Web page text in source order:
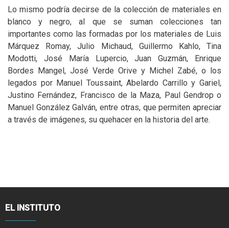
Lo mismo podría decirse de la colección de materiales en
blanco y negro, al que se suman colecciones tan
importantes como las formadas por los materiales de Luis
Márquez Romay, Julio Michaud, Guillermo Kahlo, Tina
Modotti, José María Lupercio, Juan Guzmán, Enrique
Bordes Mangel, José Verde Orive y Michel Zabé, o los
legados por Manuel Toussaint, Abelardo Carrillo y Gariel,
Justino Fernández, Francisco de la Maza, Paul Gendrop o
Manuel González Galván, entre otras, que permiten apreciar
a través de imágenes, su quehacer en la historia del arte.
EL INSTITUTO